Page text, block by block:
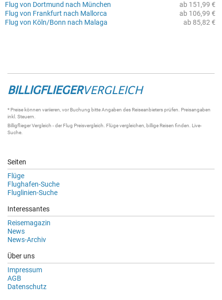
ab 151,99 €
Flug von Dortmund nach München
ab 106,99 €
Flug von Frankfurt nach Mallorca
ab 85,82 €
Flug von Köln/Bonn nach Malaga
BILLIGFLIEGERVERGLEICH
* Preise können variieren, vor Buchung bitte Angaben des Reiseanbieters prüfen. Preisangaben
inkl. Steuern.
Billigflieger Vergleich - derFlug Preisvergleich Flüge vergleichen , billige Reisen finden. Live-
Suche
Seiten
Flüge
Flughafen-Suche
Fluglinien-Suche
Interessantes
Reisemagazin
News
News-Archiv
Über uns
Impressum
AGB
Datenschutz